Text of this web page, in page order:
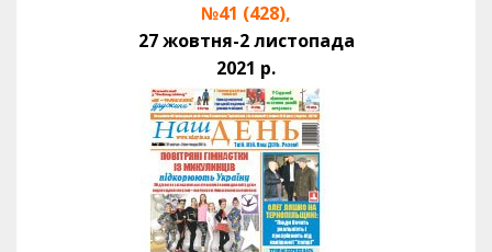
№41 (428),
27 жовтня-2 листопада
2021 р.